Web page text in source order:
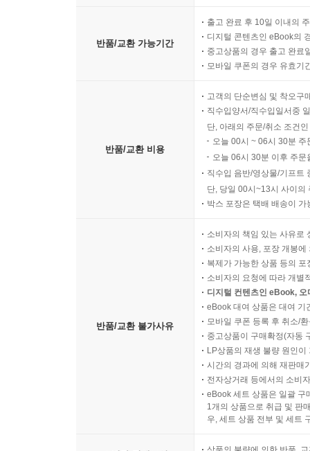
반품/교환 가능기간
출고 완료 후 10일 이내의
디지털 콘텐츠인 eBook의
중고상품의 경우 출고 완료
모바일 쿠폰의 경우 유효기
반품/교환 비용
고객의 단순변심 및 착오구
직수입양서/직수입일서중
단, 아래의 주문/취소 조건
오늘 00시 ~ 06시 30분
오늘 06시 30분 이후 주
직수입 음반/영상물/기프트
단, 당일 00시~13시 사이의
박스 포장은 택배 배송이
반품/교환 불가사유
소비자의 책임 있는 사유로
소비자의 사용, 포장 개봉
복제가 가능한 상품 등의
소비자의 요청에 따라 개별
디지털 컨텐츠인 eBook,
eBook 대여 상품은 대여 기
모바일 쿠폰 등록 후 취소/
중고상품이 구매확정(자동
LP상품의 재생 불량 원인
시간의 경과에 의해 재판매
전자상거래 등에서의 소비
eBook 세트 상품은 일괄 구
1개의 상품으로 취급 및 판
우, 세트 상품 전부 및 세트